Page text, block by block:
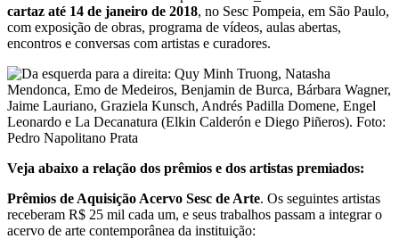
cartaz até 14 de janeiro de 2018, no Sesc Pompeia, em São Paulo,
com exposição de obras, programa de vídeos, aulas abertas,
encontros e conversas com artistas e curadores.
Veja abaixo a relação dos prêmios e dos artistas premiados:
Prêmios de Aquisição Acervo Sesc de Arte. Os seguintes artistas
receberam R$ 25 mil cada um, e seus trabalhos passam a integrar o
acervo de arte contemporânea da instituição: